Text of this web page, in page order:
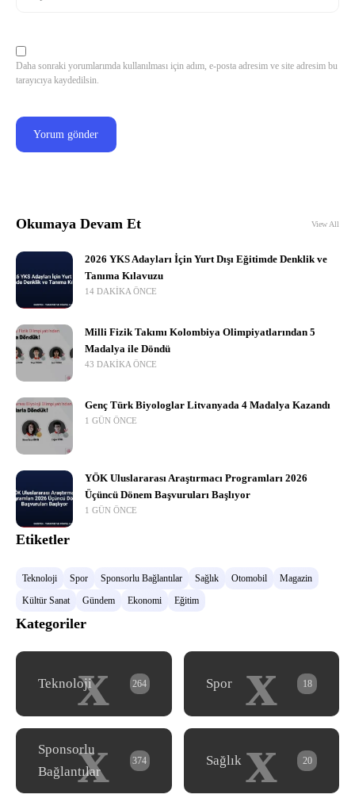
Daha sonraki yorumlarımda kullanılması için adım, e-posta adresim ve site adresim bu
tarayıcıya kaydedilsin.
Okumaya Devam Et View All
2026 YKS Adayları İçin Yurt Dışı Eğitimde Denklik ve
Tanıma Kılavuzu
14 DAKIKA ÖNCE
Milli Fizik Takımı Kolombiya Olimpiyatlarından 5
Madalya ile Döndü
43 DAKIKA ÖNCE
Genç Türk Biyologlar Litvanyada 4 Madalya Kazandı
1 GÜN ÖNCE
YÖK Uluslararası Araştırmacı Programları 2026
Üçüncü Dönem Başvuruları Başlıyor
1 GÜN ÖNCE
Etiketler
Teknoloji Spor Sponsorlu Bağlantılar Sağlık Otomobil
Magazin
Kültür Sanat
Gündem Ekonomi Eğitim
Kategoriler
x
Teknoloji 264 x
Spor 18
x
Sponsorlu
Bağlantılar
374 x
Sağlık 20